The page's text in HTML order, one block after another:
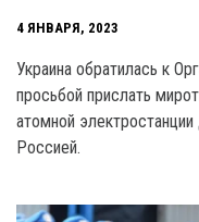
4 ЯНВАРЯ, 2023
Украина обратилась к
просьбой прислать
атомной
Россией.